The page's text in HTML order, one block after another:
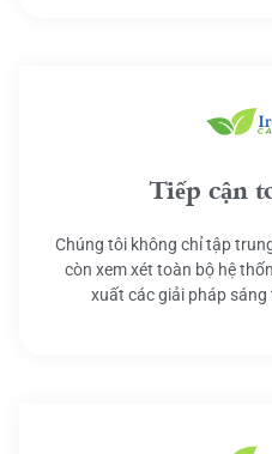
Tiếp cận
Chúng tôi không chỉ tập
còn xem xét toàn bộ hệ
xuất các giải pháp